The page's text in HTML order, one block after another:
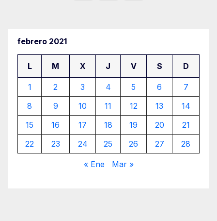
febrero 2021
L M X J V S D
1 2 3 4 5 6
7
8
9 10 11 12 13
14
15
16 17 18 19 20
21
22
23 24 25 26 27 28
« Ene Mar »